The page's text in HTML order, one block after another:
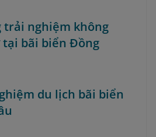
trải nghiệm không
bãi biển Đồng
du lịch bãi biển